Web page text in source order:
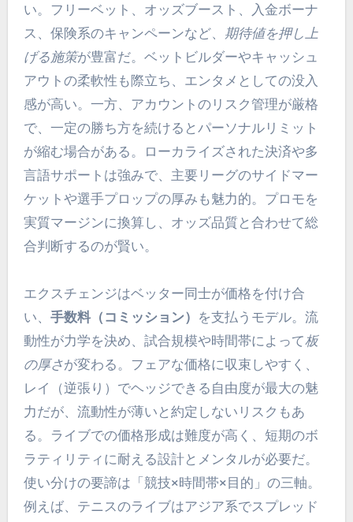
い。フリーベット、オッズブースト、入金ボーナ
ス、保険系のキャンペーンなど、 期待値を押し上
げる施策が豊富だ。ベットビルダーやキャッシュ
アウトの柔軟性も際立ち、エンタメとしての没入
感が高い。一方、アカウントのリスク管理が厳格
で、一定の勝ち方を続けるとパーソナルリミット
が縮む場合がある。ローカライズされた決済や多
言語サポートは強みで、主要リーグのサイドマー
ケットや選手プロップの厚みも魅力的。プロモを
実質マージンに換算し、オッズ品質と合わせて総
合判断するのが賢い。
エクスチェンジはベッター同士が価格を付け合
い、 手数料（コミッション） を支払うモデル。流
動性が力学を決め、試合規模や時間帯によって板
の厚さが変わる。フェアな価格に収束しやすく、
レイ（逆張り）でヘッジできる自由度が最大の魅
力だが、流動性が薄いと約定しないリスクもあ
る。ライブでの価格形成は難度が高く、短期のボ
ラティリティに耐える設計とメンタルが必要だ。
使い分けの要諦は「競技×時間帯×目的」の三軸。
例えば、テニスのライブはアジア系でスプレッド